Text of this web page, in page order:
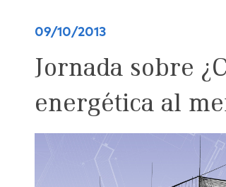
09/10/2013
Jornada sobre
energética al